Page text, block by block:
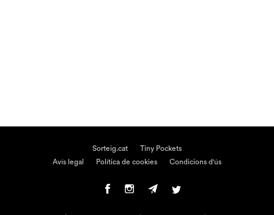
Sorteig.cat
Tiny Pockets
Avís legal
Política de cookies Condicions d'ús